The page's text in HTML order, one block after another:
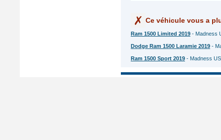
Ce véhicule vous a
Ram 1500 Limited 2019 - Madness
Dodge Ram 1500 Laramie 2019 -
Ram 1500 Sport 2019 - Madness